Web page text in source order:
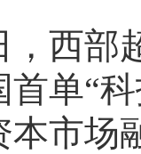
部超
首单“
本市场